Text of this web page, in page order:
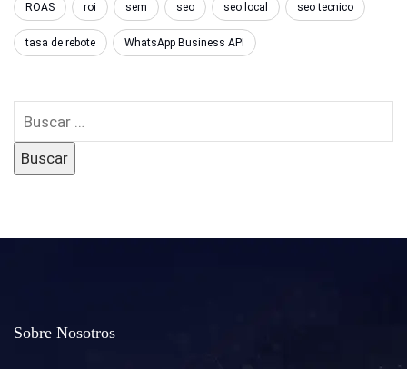
ROAS roi sem seo seo local seo tecnico
tasa de rebote WhatsApp Business API
Sobre Nosotros